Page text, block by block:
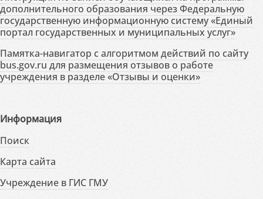
дополнительного образования через Федеральную
государственную информационную систему «Единый
портал государственных и муниципальных услуг»
Памятка-навигатор с алгоритмом действий по сайту
bus.gov.ru для размещения отзывов о работе
учреждения в разделе «Отзывы и оценки»
Информация
Поиск
Карта сайта
Учреждение в ГИС ГМУ